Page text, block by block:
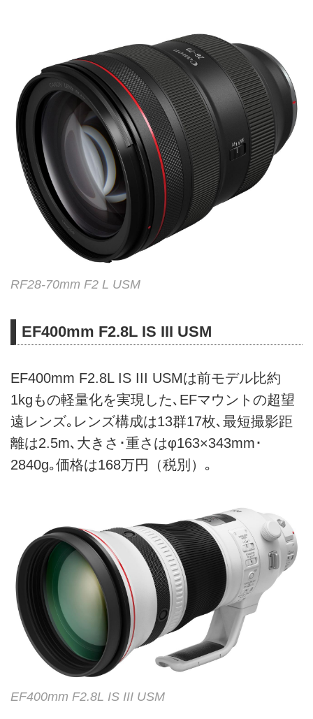
RF28-70mm F2 L USM
EF400mm F2.8L IS III USM
EF400mm F2.8L IS III USMは前モデル比約
1kgもの軽量化を実現した､EFマウントの超望
遠レンズ｡レンズ構成は13群17枚､最短撮影距
離は2.5m､大きさ･重さはφ163×343mm･
2840g｡価格は168万円（税別）｡
EF400mm F2.8L IS III USM